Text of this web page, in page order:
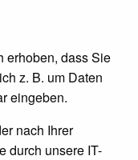
erhoben, dass Sie
z. B. um Daten
eingeben.
nach Ihrer
durch unsere IT-